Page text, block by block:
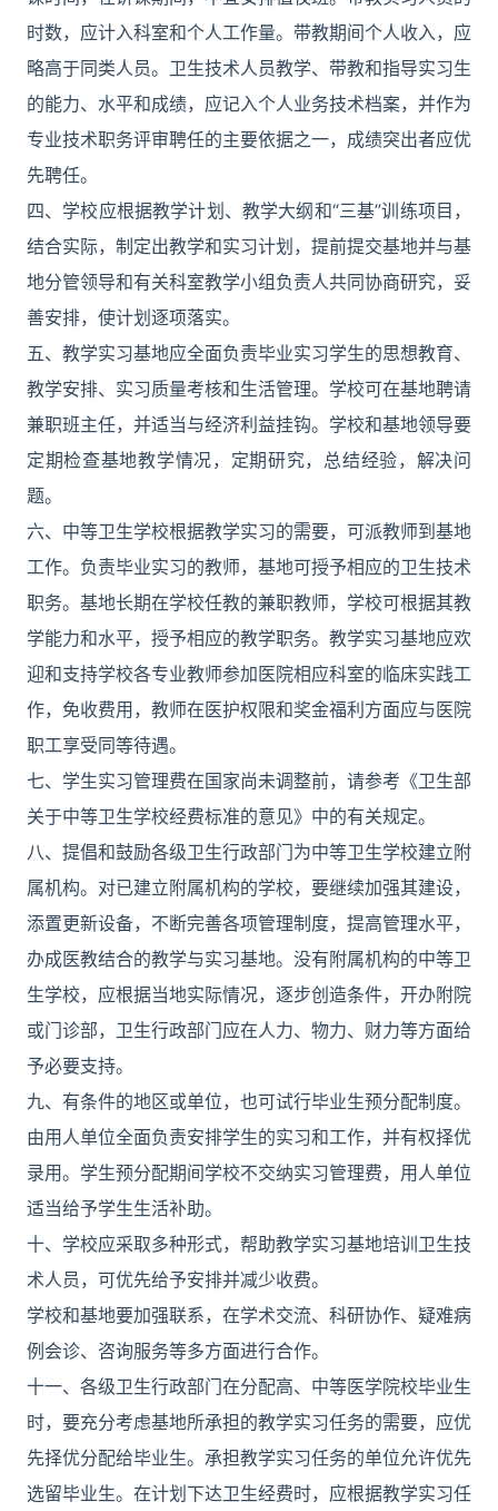
时数，应计入科室和个人工作量。带教期间个人收入，应
略高于同类人员。卫生技术人员教学、带教和指导实习生
的能力、水平和成绩，应记入个人业务技术档案，并作为
专业技术职务评审聘任的主要依据之一，成绩突出者应优
先聘任。
四、学校应根据教学计划、教学大纲和“三基”训练项目，
结合实际，制定出教学和实习计划，提前提交基地并与基
地分管领导和有关科室教学小组负责人共同协商研究，妥
善安排，使计划逐项落实。
五、教学实习基地应全面负责毕业实习学生的思想教育、
教学安排、实习质量考核和生活管理。学校可在基地聘请
兼职班主任，并适当与经济利益挂钩。学校和基地领导要
定期检查基地教学情况，定期研究，总结经验，解决问
题。
六、中等卫生学校根据教学实习的需要，可派教师到基地
工作。负责毕业实习的教师，基地可授予相应的卫生技术
职务。基地长期在学校任教的兼职教师，学校可根据其教
学能力和水平，授予相应的教学职务。教学实习基地应欢
迎和支持学校各专业教师参加医院相应科室的临床实践工
作，免收费用，教师在医护权限和奖金福利方面应与医院
职工享受同等待遇。
七、学生实习管理费在国家尚未调整前，请参考《卫生部
关于中等卫生学校经费标准的意见》中的有关规定。
八、提倡和鼓励各级卫生行政部门为中等卫生学校建立附
属机构。对已建立附属机构的学校，要继续加强其建设，
添置更新设备，不断完善各项管理制度，提高管理水平，
办成医教结合的教学与实习基地。没有附属机构的中等卫
生学校，应根据当地实际情况，逐步创造条件，开办附院
或门诊部，卫生行政部门应在人力、物力、财力等方面给
予必要支持。
九、有条件的地区或单位，也可试行毕业生预分配制度。
由用人单位全面负责安排学生的实习和工作，并有权择优
录用。学生预分配期间学校不交纳实习管理费，用人单位
适当给予学生生活补助。
十、学校应采取多种形式，帮助教学实习基地培训卫生技
术人员，可优先给予安排并减少收费。
学校和基地要加强联系，在学术交流、科研协作、疑难病
例会诊、咨询服务等多方面进行合作。
十一、各级卫生行政部门在分配高、中等医学院校毕业生
时，要充分考虑基地所承担的教学实习任务的需要，应优
先择优分配给毕业生。承担教学实习任务的单位允许优先
选留毕业生。在计划下达卫生经费时，应根据教学实习任